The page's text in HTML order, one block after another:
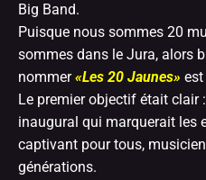
Big Band.
Puisque nous sommes 20
sommes dans le Jura, alors
nommer«Les 20 Jaunes»
Le premier objectif était clair
inaugural qui marquerait les
captivant pour tous,
générations.